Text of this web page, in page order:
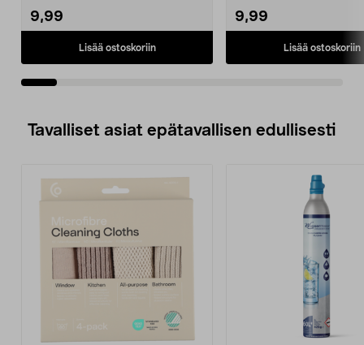
9,99
Lisää ostoskoriin
9,99
Lisää ostoskoriin
Tavalliset asiat epätavallisen edullisesti